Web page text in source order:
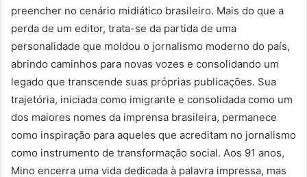
preencher no cenário midiático brasileiro. Mais do que a
perda de um editor, trata-se da partida de uma
personalidade que moldou o jornalismo moderno do país,
abrindo caminhos para novas vozes e consolidando um
legado que transcende suas próprias publicações. Sua
trajetória, iniciada como imigrante e consolidada como um
dos maiores nomes da imprensa brasileira, permanece
como inspiração para aqueles que acreditam no jornalismo
como instrumento de transformação social. Aos 91 anos,
Mino encerra uma vida dedicada à palavra impressa, mas